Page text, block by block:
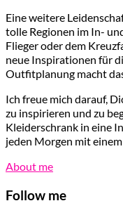
Eine weitere
tolle Regionen im In-
Flieger oder dem
neue Inspirationen für
Outfitplanung macht
Ich freue mich darauf,
zu inspirieren und zu
Kleiderschrank in eine
jeden Morgen mit
About me
Follow me